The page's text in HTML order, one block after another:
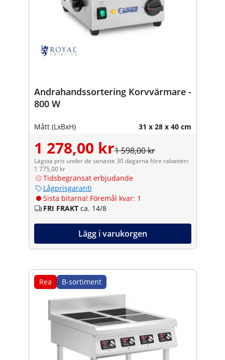
Andrahandssortering Korvvärmare -
800 W
Mått (LxBxH) 31 x 28 x 40 cm
1 278,00 kr1 598,00 kr
Lägsta pris under de senaste 30 dagarna före rabatten:
1 775,00 kr
Tidsbegränsat erbjudande
Lågprisgaranti
Sista bitarna! Föremål kvar: 1
FRI FRAKT ca. 14/8
Lägg i varukorgen
Rea B-sortiment